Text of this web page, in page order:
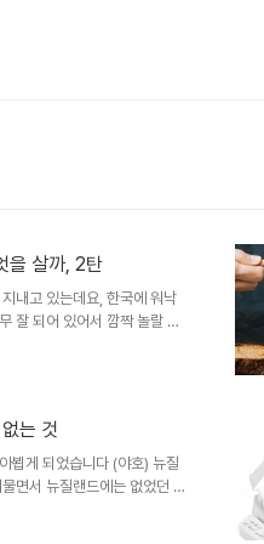
을 살까, 2탄
내고 있는데요, 한국에 워낙
잘 되어 있어서 깜짝 놀랄 때
뉴질랜드에서 사면 더 싸고
가 뉴질랜드에서만 구매할 수
서 이 글을 보시는 분들도 뉴
는 것
뵙게 되었습니다 (야호) 뉴질
면서 뉴질랜드에는 없었던 것
만 뉴질랜드에서는 흔히 볼